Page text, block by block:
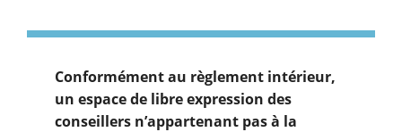
Conformément au règlement intérieur,
un espace de libre expression des
conseillers n’appartenant pas à la